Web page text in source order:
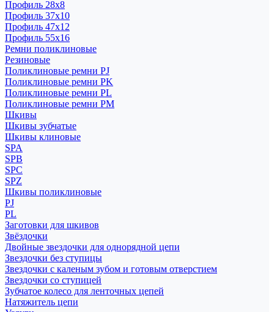
Профиль 28x8
Профиль 37x10
Профиль 47x12
Профиль 55x16
Ремни поликлиновые
Резиновые
Поликлиновые ремни PJ
Поликлиновые ремни PK
Поликлиновые ремни PL
Поликлиновые ремни PM
Шкивы
Шкивы зубчатые
Шкивы клиновые
SPA
SPB
SPC
SPZ
Шкивы поликлиновые
PJ
PL
Заготовки для шкивов
Звёздочки
Двойные звездочки для однорядной цепи
Звездочки без ступицы
Звездочки с каленым зубом и готовым отверстием
Звездочки со ступицей
Зубчатое колесо для ленточных цепей
Натяжитель цепи